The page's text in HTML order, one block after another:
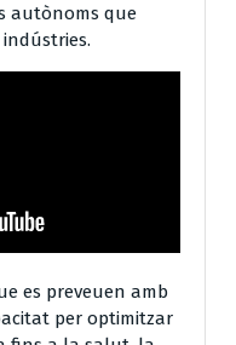
autònoms que
es preveuen amb
per optimitzar